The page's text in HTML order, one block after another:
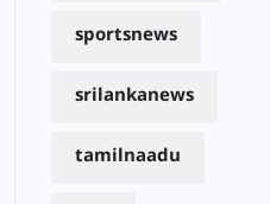
sportsnews
srilankanews
tamilnaadu